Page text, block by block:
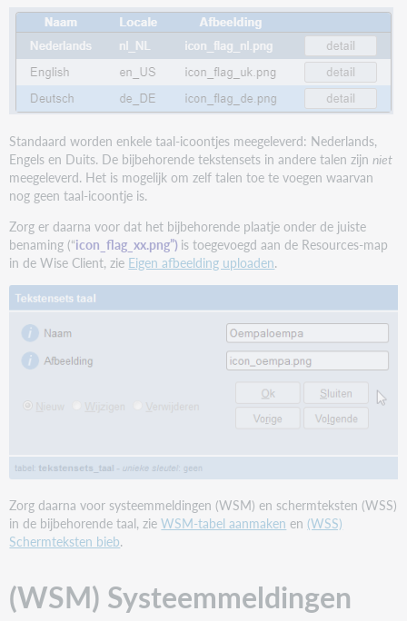
Standaard worden enkele taal-icoontjes meegeleverd: Nederlands,
Engels en Duits. De bijbehorende tekstensets in andere talen zijnniet
meegeleverd. Het is mogelijk om zelf talen toe te voegen waarvan
nog geen taal-icoontje is.
Zorg er daarna voor dat het bijbehorende plaatje onder de juiste
benaming (“icon_flag_xx.png”) is toegevoegd aan de Resources-map
in de Wise Client, zie Eigen afbeelding uploaden.
Zorg daarna voor systeemmeldingen (WSM) en schermteksten (WSS)
in de bijbehorende taal, zieWSM-tabel aanmaken en(WSS)
Schermteksten bieb.
(WSM) Systeemmeldingen